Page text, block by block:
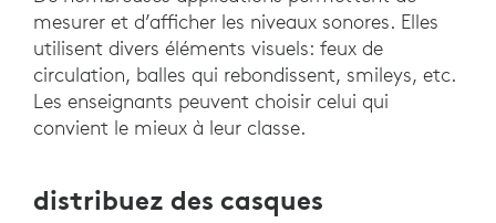
mesurer et d’afficher les niveaux sonores. Elles
utilisent divers éléments visuels: feux de
circulation, balles qui rebondissent, smileys, etc.
Les enseignants peuvent choisir celui qui
convient le mieux à leur classe.
distribuez des casques